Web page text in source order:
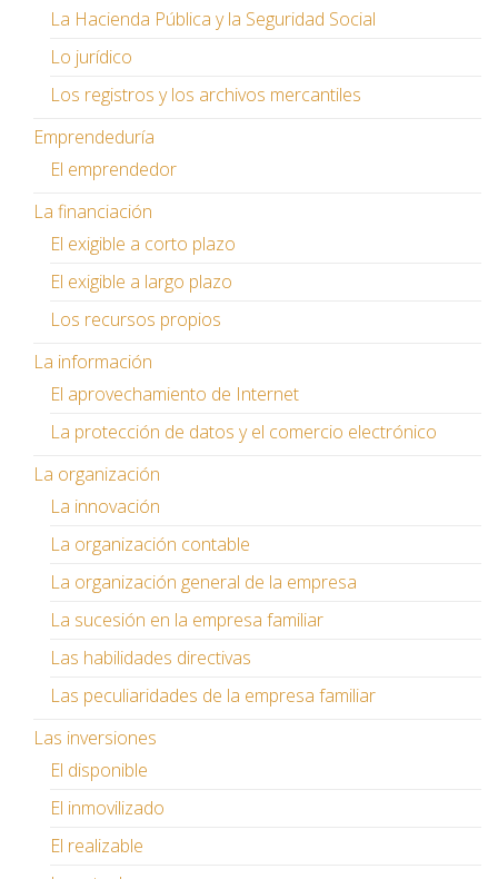
La Hacienda Pública y la Seguridad Social
Lo jurídico
Los registros y los archivos mercantiles
Emprendeduría
El emprendedor
La financiación
El exigible a corto plazo
El exigible a largo plazo
Los recursos propios
La información
El aprovechamiento de Internet
La protección de datos y el comercio electrónico
La organización
La innovación
La organización contable
La organización general de la empresa
La sucesión en la empresa familiar
Las habilidades directivas
Las peculiaridades de la empresa familiar
Las inversiones
El disponible
El inmovilizado
El realizable